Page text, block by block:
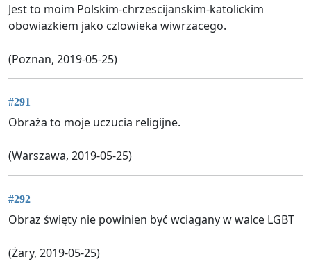
Jest to moim Polskim-chrzescijanskim-katolickim
obowiazkiem jako czlowieka wiwrzacego.
(Poznan, 2019-05-25)
#291
Obraża to moje uczucia religijne.
(Warszawa, 2019-05-25)
#292
Obraz święty nie powinien być wciagany w walce LGBT
(Żary, 2019-05-25)